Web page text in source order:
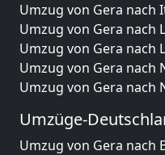
Umzug von Gera nach
Umzug von Gera nach
Umzug von Gera nach
Umzug von Gera nach
Umzug von Gera nach
Umzüge-
Umzug von Gera nach